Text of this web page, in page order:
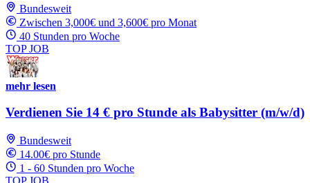
Bundesweit
Zwischen 3,000€ und 3,600€ pro Monat
40 Stunden pro Woche
TOP JOB
mehr lesen
Verdienen Sie 14 € pro Stunde als Babysitter (m/w/d)
Bundesweit
14.00€ pro Stunde
1 - 60 Stunden pro Woche
TOP JOB